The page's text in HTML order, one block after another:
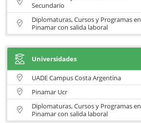
Secundario
Diplomaturas, Cursos y Programas en
Pinamar con salida laboral
Universidades
UADE Campus Costa Argentina
Pinamar Ucr
Diplomaturas, Cursos y Programas en
Pinamar con salida laboral